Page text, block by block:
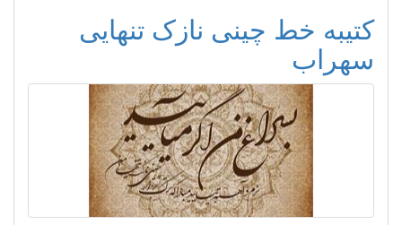
کتیبه خط چینی نازک تنهایی
سهراب